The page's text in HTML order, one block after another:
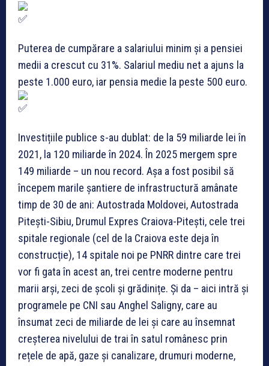
Puterea de cumpărare a salariului minim și a pensiei
medii a crescut cu 31%. Salariul mediu net a ajuns la
peste 1.000 euro, iar pensia medie la peste 500 euro.
Investițiile publice s-au dublat: de la 59 miliarde lei în
2021, la 120 miliarde în 2024. În 2025 mergem spre
149 miliarde – un nou record. Așa a fost posibil să
începem marile șantiere de infrastructură amânate
timp de 30 de ani: Autostrada Moldovei, Autostrada
Pitești-Sibiu, Drumul Expres Craiova-Pitești, cele trei
spitale regionale (cel de la Craiova este deja în
construcție), 14 spitale noi pe PNRR dintre care trei
vor fi gata în acest an, trei centre moderne pentru
marii arși, zeci de școli și grădinițe. Și da – aici intră și
programele pe CNI sau Anghel Saligny, care au
însumat zeci de miliarde de lei și care au însemnat
creșterea nivelului de trai în satul românesc prin
rețele de apă, gaze și canalizare, drumuri moderne,